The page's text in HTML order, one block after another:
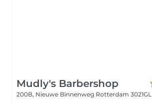
Mudly's Barbershop
200B, Nieuwe Binnenweg Rotterdam 3021GL